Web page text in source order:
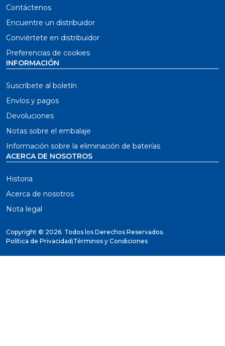
Contáctenos
Encuentre un distribuidor
Conviértete en distribuidor
Preferencias de cookies
INFORMACIÓN
Suscríbete al boletín
Envíos y pagos
Devoluciones
Notas sobre el embalaje
Información sobre la eliminación de baterías
ACERCA DE NOSOTROS
Historia
Acerca de nosotros
Nota legal
Copyright © 2026. Todos los Derechos Reservados.
Política de Privacidad |Términos y Condiciones